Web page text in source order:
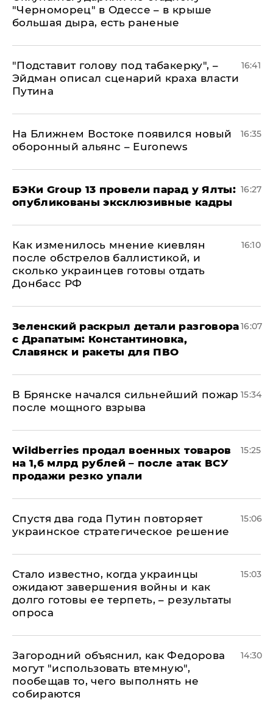
"Черноморец" в Одессе – в крыше
большая дыра, есть раненые
​"Подставит голову под табакерку", –
Эйдман описал сценарий краха власти
Путина
16:41
На Ближнем Востоке появился новый
оборонный альянс – Euronews
16:35
​БЭКи Group 13 провели парад у Ялты:
опубликованы эксклюзивные кадры
16:27
Как изменилось мнение киевлян
после обстрелов баллистикой, и
сколько украинцев готовы отдать
Донбасс РФ
16:10
​Зеленский раскрыл детали разговора
с Драпатым: Константиновка,
Славянск и ракеты для ПВО
16:07
В Брянске начался сильнейший пожар
после мощного взрыва
15:34
​Wildberries продал военных товаров
на 1,6 млрд рублей – после атак ВСУ
продажи резко упали
15:25
Спустя два года Путин повторяет
украинское стратегическое решение
15:06
Стало известно, когда украинцы
ожидают завершения войны и как
долго готовы ее терпеть, – результаты
опроса
15:03
Загородний объяснил, как Федорова
могут "использовать втемную",
пообещав то, чего выполнять не
собираются
14:30